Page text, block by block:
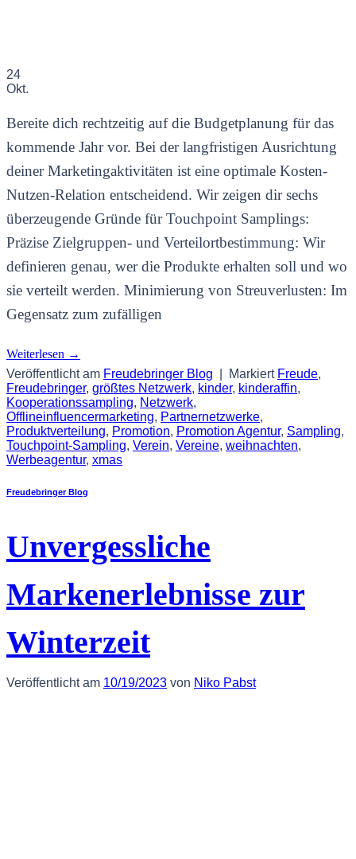
24
Okt.
Bereite dich rechtzeitig auf die Budgetplanung für das
kommende Jahr vor. Bei der langfristigen Ausrichtung
deiner Marketingaktivitäten ist eine optimale Kosten-
Nutzen-Relation entscheidend. Wir zeigen dir sechs
überzeugende Gründe für Touchpoint Samplings:
Präzise Zielgruppen- und Verteilortbestimmung: Wir
definieren genau, wer die Produkte erhalten soll und wo
sie verteilt werden. Minimierung von Streuverlusten: Im
Gegensatz zum zufälligen
Weiterlesen →
Veröffentlicht am Freudebringer Blog Markiert Freude,
Freudebringer, größtes Netzwerk, kinder, kinderaffin,
Kooperationssampling, Netzwerk,
Offlineinfluencermarketing, Partnernetzwerke,
Produktverteilung, Promotion, Promotion Agentur, Sampling,
Touchpoint-Sampling, Verein, Vereine, weihnachten,
Werbeagentur, xmas
Freudebringer Blog
Unvergessliche
Markenerlebnisse zur
Winterzeit
Veröffentlicht am 10/19/2023 von Niko Pabst